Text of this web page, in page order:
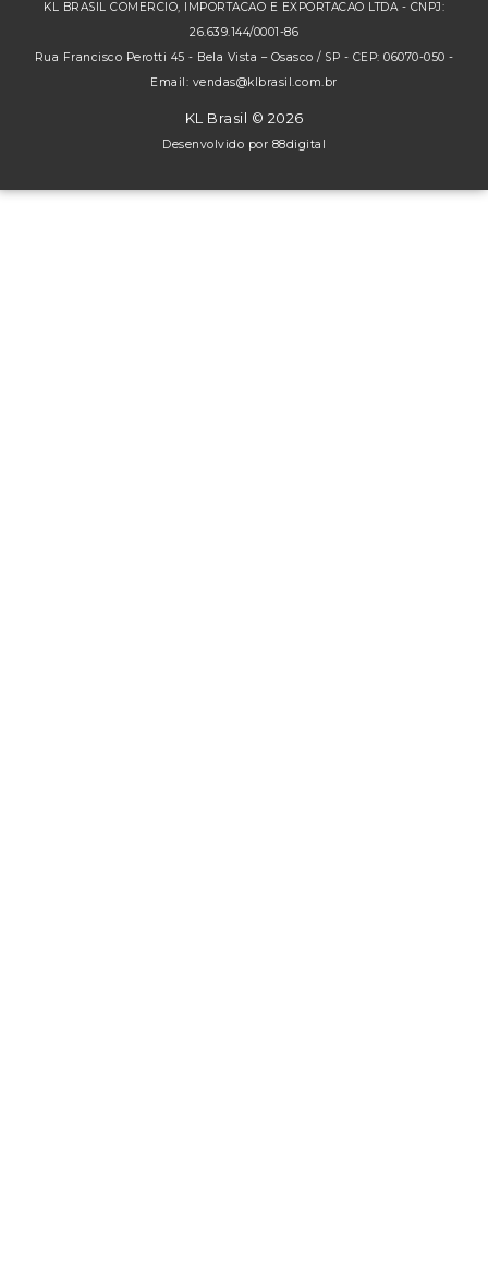
KL BRASIL COMERCIO, IMPORTACAO E EXPORTACAO LTDA - CNPJ:
26.639.144/0001-86
Rua Francisco Perotti 45 - Bela Vista – Osasco / SP - CEP: 06070-050 -
Email: vendas@klbrasil.com.br
KL Brasil © 2026
Desenvolvido por 88digital